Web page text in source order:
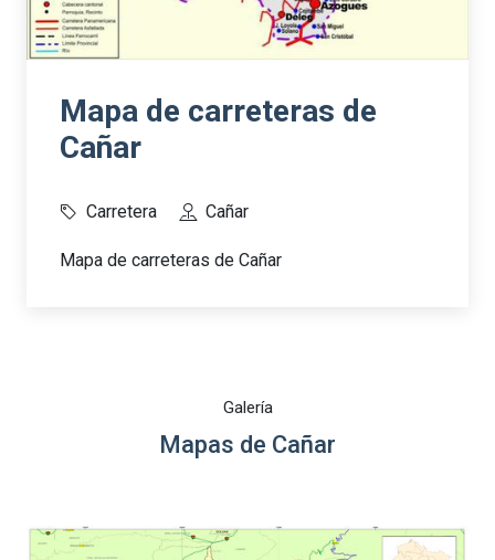
Mapa de carreteras de
Cañar
Carretera Cañar
Mapa de carreteras de Cañar
Galería
Mapas de Cañar